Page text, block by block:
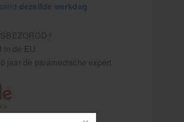
dezelfde werkdag
!
in de EU
jaar de paramedische expert